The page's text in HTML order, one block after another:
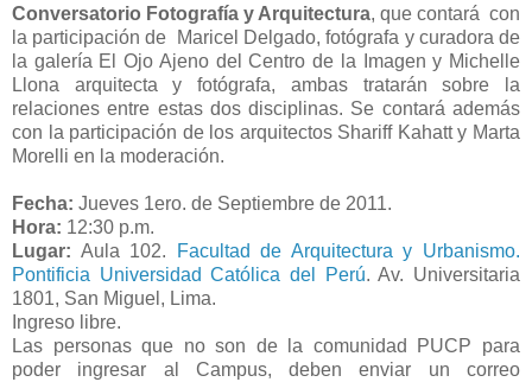
Conversatorio Fotografía y Arquitectura, que contará con
la participación de Maricel Delgado, fotógrafa y curadora de
la galería El Ojo Ajeno del Centro de la Imagen y Michelle
Llona arquitecta y fotógrafa, ambas tratarán sobre la
relaciones entre estas dos disciplinas. Se contará además
con la participación de los arquitectos Shariff Kahatt y Marta
Morelli en la moderación.
Fecha: Jueves 1ero. de Septiembre de 2011.
Hora: 12:30 p.m.
Lugar: Aula 102.
Facultad de Arquitectura y Urbanismo.
Pontificia Universidad Católica del Perú. Av. Universitaria
1801, San Miguel, Lima.
Ingreso libre.
Las personas que no son de la comunidad PUCP para
poder ingresar al Campus, deben enviar un correo